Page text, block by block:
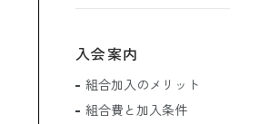
入会案内
組合加入のメリット
組合費と加入条件